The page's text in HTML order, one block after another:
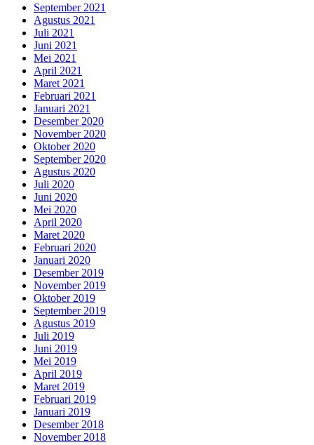
September 2021
Agustus 2021
Juli 2021
Juni 2021
Mei 2021
April 2021
Maret 2021
Februari 2021
Januari 2021
Desember 2020
November 2020
Oktober 2020
September 2020
Agustus 2020
Juli 2020
Juni 2020
Mei 2020
April 2020
Maret 2020
Februari 2020
Januari 2020
Desember 2019
November 2019
Oktober 2019
September 2019
Agustus 2019
Juli 2019
Juni 2019
Mei 2019
April 2019
Maret 2019
Februari 2019
Januari 2019
Desember 2018
November 2018